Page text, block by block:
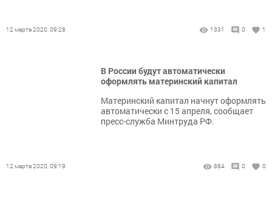
12 марта 2020, 09:28 1331 0 1
В России будут автоматически
оформлять материнский капитал
Материнский капитал начнут оформлять
автоматически с 15 апреля, сообщает
пресс-служба Минтруда РФ.
12 марта 2020, 09:19 884 0 0